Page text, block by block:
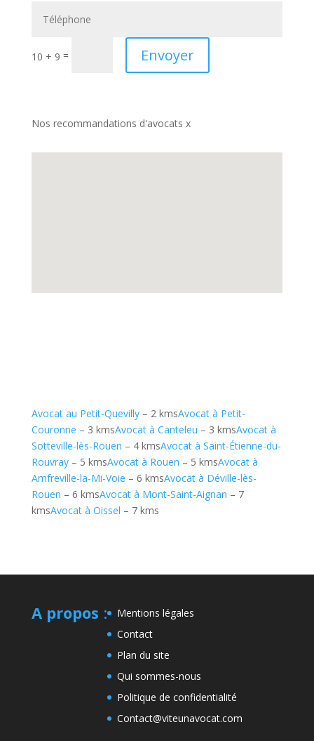
10 + 9 = Envoyer
Nos recommandations d'avocats x
Avocat au Petit-Quevilly– 2 kmsAvocat à Petit-
Couronne – 3 kmsAvocat à Canteleu – 3 kmsAvocat à
Sotteville-lès-Rouen – 4 kmsAvocat à Saint-Étienne-du-
Rouvray– 5 kmsAvocat à Rouen – 5 kmsAvocat à
Amfreville-la-Mi-Voie – 6 kmsAvocat à Déville-lès-
Rouen – 6 kmsAvocat à Mont-Saint-Aignan – 7
kmsAvocat à Oissel – 7 kms
A propos :
Mentions légales
Contact
Plan du site
Qui sommes-nous
Politique de confidentialité
Contact@viteunavocat.com